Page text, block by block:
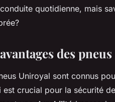
quotidienne, mais
des
Uniroyal sont connus
est crucial pour la sécurité